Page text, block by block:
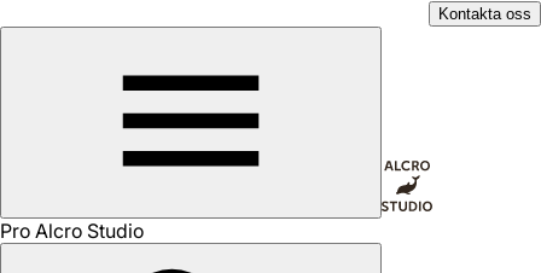
Kontakta oss
Pro Alcro Studio